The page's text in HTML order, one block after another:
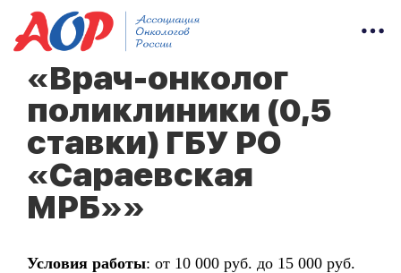
«Врач-онколог
поликлиники (0,5
ставки) ГБУ РО
«Сараевская
МРБ»»
Условия работы: от 10 000 руб. до 15 000 руб.